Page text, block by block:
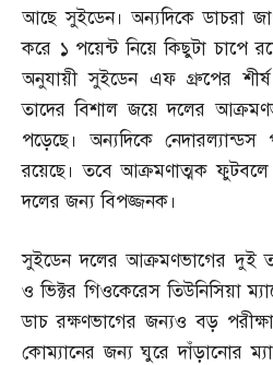
আছে সুইডেন। অন্যদিকে ডাচরা
করে ১ পয়েন্ট নিয়ে কিছুটা চাপে
অনুযায়ী সুইডেন এফ গ্রুপের শীর্ষ
তাদের বিশাল জয়ে দলের
পড়েছে। অন্যদিকে নেদারল্যান্ডস
রয়েছে। তবে আক্রমণাত্মক
দলের জন্য বিপজ্জনক।
সুইডেন দলের আক্রমণভাগের দুই
ও ভিক্টর গিওকেরেস তিউনিসিয়া
ডাচ রক্ষণভাগের জন্যও বড়
কোম্যানের জন্য ঘুরে দাঁড়ানোর